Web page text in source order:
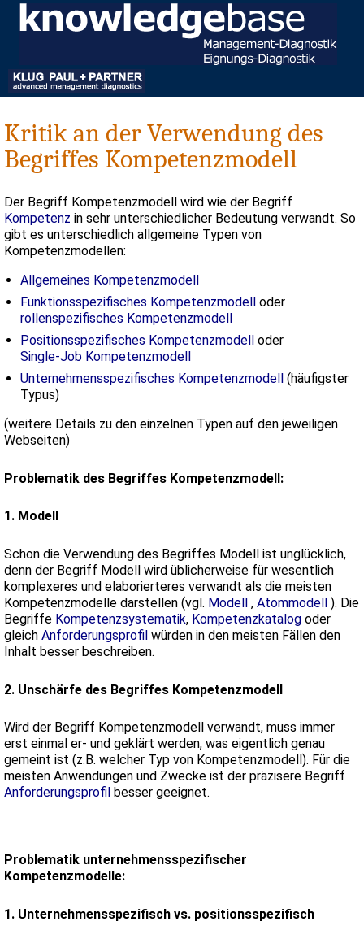
Kritik an der Verwendung des
Begriffes Kompetenzmodell
Der Begriff Kompetenzmodell wird wie der Begriff
Kompetenz in sehr unterschiedlicher Bedeutung verwandt. So
gibt es unterschiedlich allgemeine Typen von
Kompetenzmodellen:
Allgemeines Kompetenzmodell
Funktionsspezifisches Kompetenzmodell oder
rollenspezifisches Kompetenzmodell
Positionsspezifisches Kompetenzmodell oder
Single-Job Kompetenzmodell
Unternehmensspezifisches Kompetenzmodell (häufigster
Typus)
(weitere Details zu den einzelnen Typen auf den jeweiligen
Webseiten)
Problematik des Begriffes Kompetenzmodell:
1. Modell
Schon die Verwendung des Begriffes Modell ist unglücklich,
denn der Begriff Modell wird üblicherweise für wesentlich
komplexeres und elaborierteres verwandt als die meisten
Kompetenzmodelle darstellen (vgl. Modell , Atommodell ). Die
Begriffe Kompetenzsystematik, Kompetenzkatalog oder
gleich Anforderungsprofil würden in den meisten Fällen den
Inhalt besser beschreiben.
2. Unschärfe des Begriffes Kompetenzmodell
Wird der Begriff Kompetenzmodell verwandt, muss immer
erst einmal er- und geklärt werden, was eigentlich genau
gemeint ist (z.B. welcher Typ von Kompetenzmodell). Für die
meisten Anwendungen und Zwecke ist der präzisere Begriff
Anforderungsprofil besser geeignet.
Problematik unternehmensspezifischer
Kompetenzmodelle:
1. Unternehmensspezifisch vs. positionsspezifisch